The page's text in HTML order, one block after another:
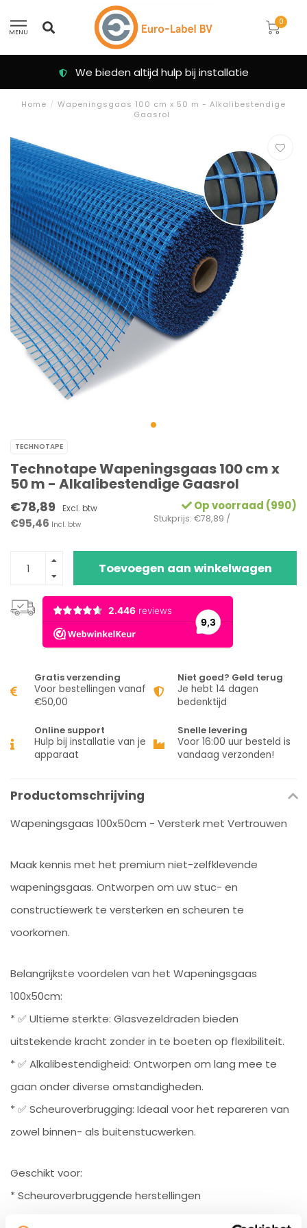
MENU
0
We bieden altijd hulp bij installatie
Home / Wapeningsgaas 100 cm x 50 m - Alkalibestendige
Gaasrol
TECHNOTAPE
Technotape Wapeningsgaas 100 cm x
50 m - Alkalibestendige Gaasrol
€78,89 Excl. btw
€95,46 Incl. btw
Op voorraad (990)
Stukprijs: €78,89 /
Toevoegen aan winkelwagen
Gratis verzending
Voor bestellingen vanaf
€50,00
Niet goed? Geld terug
Je hebt 14 dagen
bedenktijd
Online support
Hulp bij installatie van je
apparaat
Snelle levering
Voor 16:00 uur besteld is
vandaag verzonden!
Productomschrijving
Wapeningsgaas 100x50cm - Versterk met Vertrouwen
Maak kennis met het premium niet-zelfklevende
wapeningsgaas. Ontworpen om uw stuc- en
constructiewerk te versterken en scheuren te
voorkomen.
Belangrijkste voordelen van het Wapeningsgaas
100x50cm:
* ✅ Ultieme sterkte: Glasvezeldraden bieden
uitstekende kracht zonder in te boeten op flexibiliteit.
* ✅ Alkalibestendigheid: Ontworpen om lang mee te
gaan onder diverse omstandigheden.
* ✅ Scheuroverbrugging: Ideaal voor het repareren van
zowel binnen- als buitenstucwerken.
Geschikt voor:
* Scheuroverbruggende herstellingen